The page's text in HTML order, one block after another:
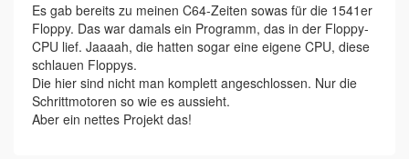
Es gab bereits zu meinen C64-Zeiten sowas für die 1541er
Floppy. Das war damals ein Programm, das in der Floppy-
CPU lief. Jaaaah, die hatten sogar eine eigene CPU, diese
schlauen Floppys.
Die hier sind nicht man komplett angeschlossen. Nur die
Schrittmotoren so wie es aussieht.
Aber ein nettes Projekt das!